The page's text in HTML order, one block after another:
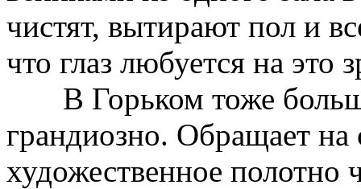
чистят, вытирают пол и
что глаз любуется на это
В Горьком тоже
грандиозно. Обращает
художественное полотно